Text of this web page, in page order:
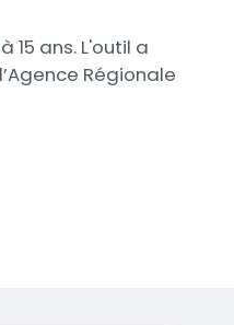
ans. L'outil a
Régionale